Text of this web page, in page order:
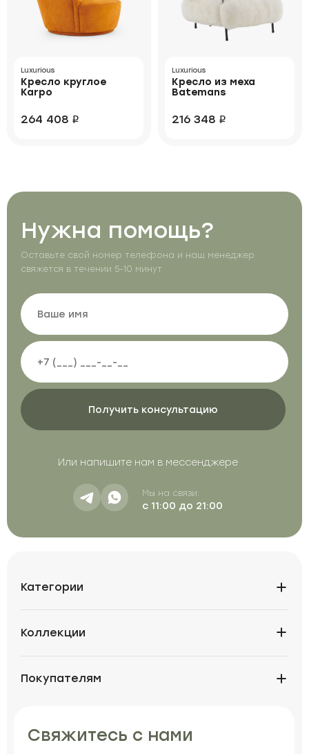
Luxurious
Кресло круглое
Karpo
264 408 i
Luxurious
Кресло из меха
Batemans
216 348 i
Нужна помощь?
Оставьте свой номер телефона и наш менеджер
свяжется в течении 5-10 минут
Или напишите нам в мессенджере
Мы на связи:
с 11:00 до 21:00
Категории
Коллекции
Покупателям
Свяжитесь с нами